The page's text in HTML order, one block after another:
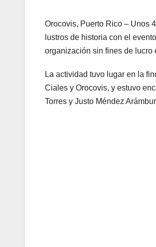
Orocovis, Puerto Rico – Unos
lustros de historia con el
organización sin fines de
La actividad tuvo lugar en la
Ciales y Orocovis, y estuvo
Torres y Justo Méndez